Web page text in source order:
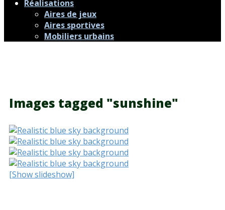
Réalisations
Aires de jeux
Aires sportives
Mobiliers urbains
Images tagged "sunshine"
[Show slideshow]